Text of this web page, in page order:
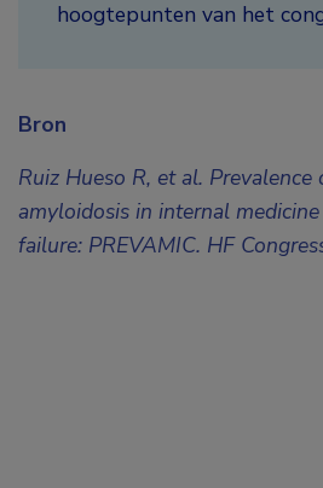
hoogtepunten van het
Bron
Ruiz Hueso R, et al. Prevalence
amyloidosis in internal
failure: PREVAMIC. HF